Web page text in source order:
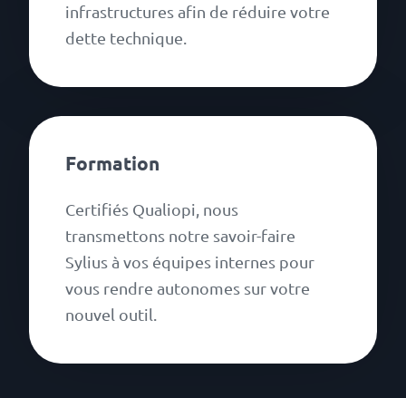
infrastructures afin de réduire votre
dette technique.
Formation
Certifiés Qualiopi, nous
transmettons notre savoir-faire
Sylius à vos équipes internes pour
vous rendre autonomes sur votre
nouvel outil.